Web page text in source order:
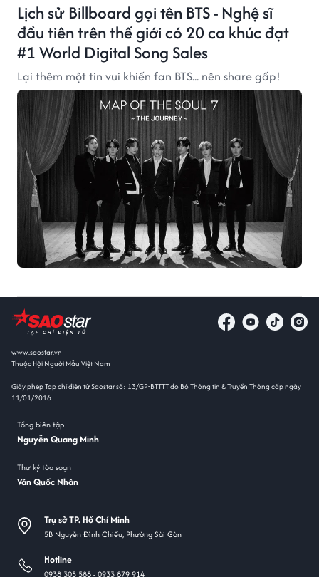
Lịch sử Billboard gọi tên BTS - Nghệ sĩ
đầu tiên trên thế giới có 20 ca khúc đạt
#1 World Digital Song Sales
Lại thêm một tin vui khiến fan BTS... nên share gấp!
www.saostar.vn
Thuộc Hội Người Mẫu Việt Nam
Giấy phép Tạp chí điện tử Saostar số: 13/GP-BTTTT do Bộ Thông tin & Truyền Thông cấp ngày
11/01/2016
Tổng biên tập
Nguyễn Quang Minh
Thư ký tòa soạn
Văn Quốc Nhân
Trụ sở TP. Hồ Chí Minh
5B Nguyễn Đình Chiểu, Phường Sài Gòn
Hotline
0938 305 588 -0933 879 914